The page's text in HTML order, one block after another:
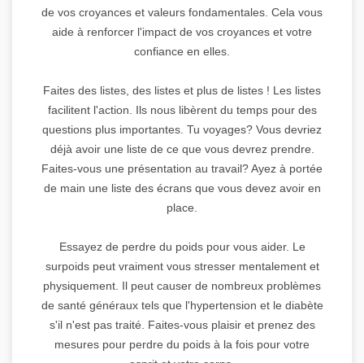
de vos croyances et valeurs fondamentales. Cela vous
aide à renforcer l'impact de vos croyances et votre
confiance en elles.
Faites des listes, des listes et plus de listes ! Les listes
facilitent l'action. Ils nous libèrent du temps pour des
questions plus importantes. Tu voyages? Vous devriez
déjà avoir une liste de ce que vous devrez prendre.
Faites-vous une présentation au travail? Ayez à portée
de main une liste des écrans que vous devez avoir en
place.
Essayez de perdre du poids pour vous aider. Le
surpoids peut vraiment vous stresser mentalement et
physiquement. Il peut causer de nombreux problèmes
de santé généraux tels que l'hypertension et le diabète
s'il n'est pas traité. Faites-vous plaisir et prenez des
mesures pour perdre du poids à la fois pour votre